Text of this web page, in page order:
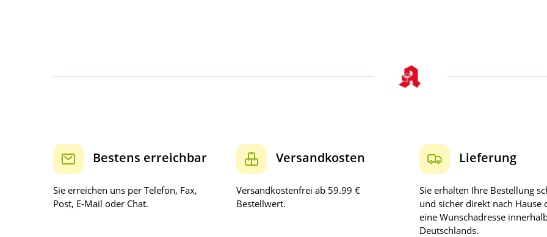
Bestens erreichbar
Sie erreichen uns per Telefon, Fax,
Post, E-Mail oder Chat.
Versandkosten
Versandkostenfrei ab 59.99 €
Bestellwert.
Lieferung
Sie erhalten Ihre Bestellung
und sicher direkt nach Hause
eine Wunschadresse
Deutschlands.